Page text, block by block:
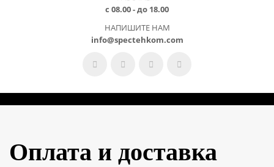
с 08.00 - до 18.00
НАПИШИТЕ НАМ
info@spectehkom.com
Оплата и доставка